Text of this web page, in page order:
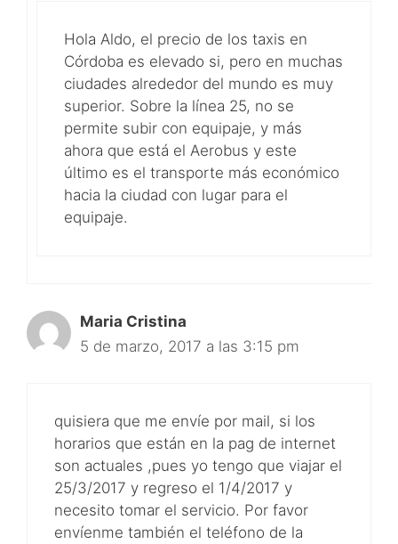
Hola Aldo, el precio de los taxis en
Córdoba es elevado si, pero en muchas
ciudades alrededor del mundo es muy
superior. Sobre la línea 25, no se
permite subir con equipaje, y más
ahora que está el Aerobus y este
último es el transporte más económico
hacia la ciudad con lugar para el
equipaje.
Maria Cristina
5 de marzo, 2017 a las 3:15 pm
quisiera que me envíe por mail, si los
horarios que están en la pag de internet
son actuales ,pues yo tengo que viajar el
25/3/2017 y regreso el 1/4/2017 y
necesito tomar el servicio. Por favor
envíenme también el teléfono de la